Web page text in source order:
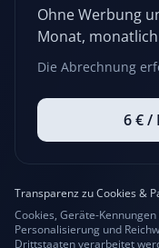
Ohne Werbung
Monat,
Die Abrechnung
6 € /
Transparenz zu Cookies &
Cookies, Geräte-
Personalisierung und
Drittstaaten verarbeitet